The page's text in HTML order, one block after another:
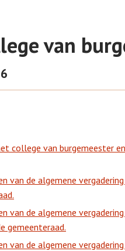
van
college van burgemeester
van de algemene
van de algemene
gemeenteraad.
van de algemene